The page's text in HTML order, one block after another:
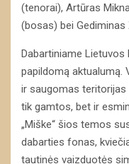
(tenorai), Artūras
(bosas) bei
Dabartiniame
papildomą aktualumą.
ir saugomas teritorijas
tik gamtos, bet ir
„Miške“ šios temos
dabarties fonas,
tautinės vaizduotės